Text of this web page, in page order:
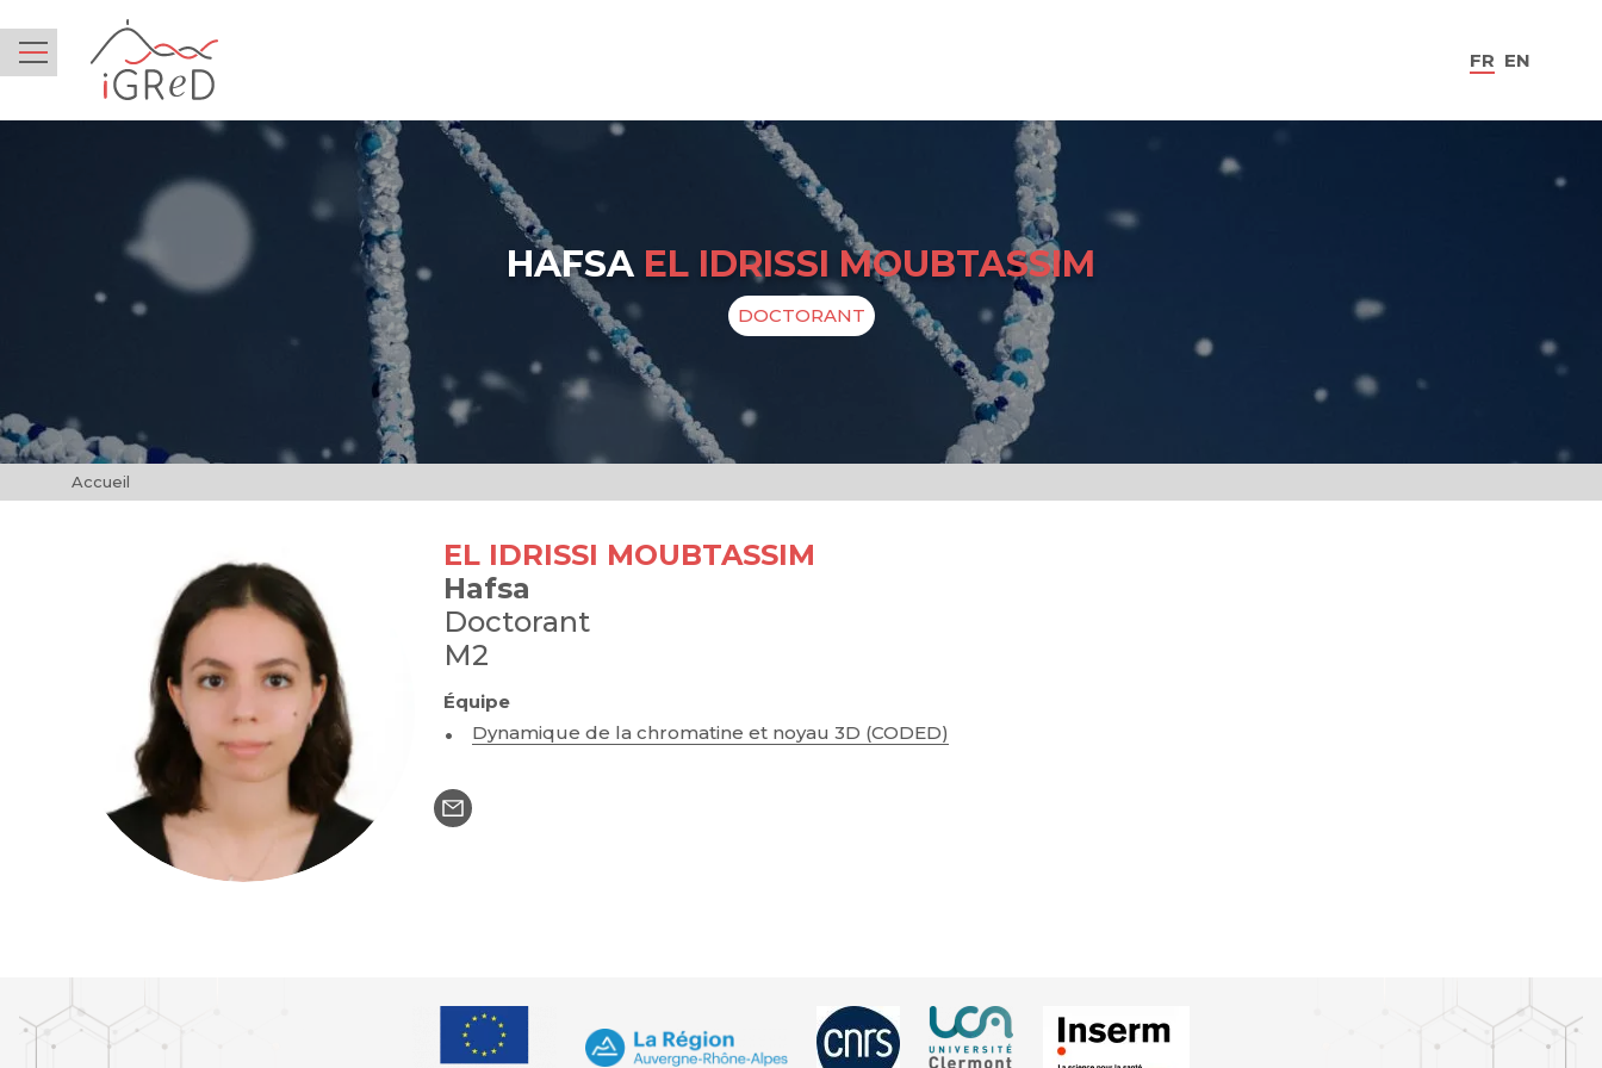
FR EN
Menu
HAFSA EL IDRISSI MOUBTASSIM
DOCTORANT
Accueil
EL IDRISSI MOUBTASSIM
Hafsa
Doctorant
M2
Équipe
Dynamique de la chromatine et noyau 3D (CODED)